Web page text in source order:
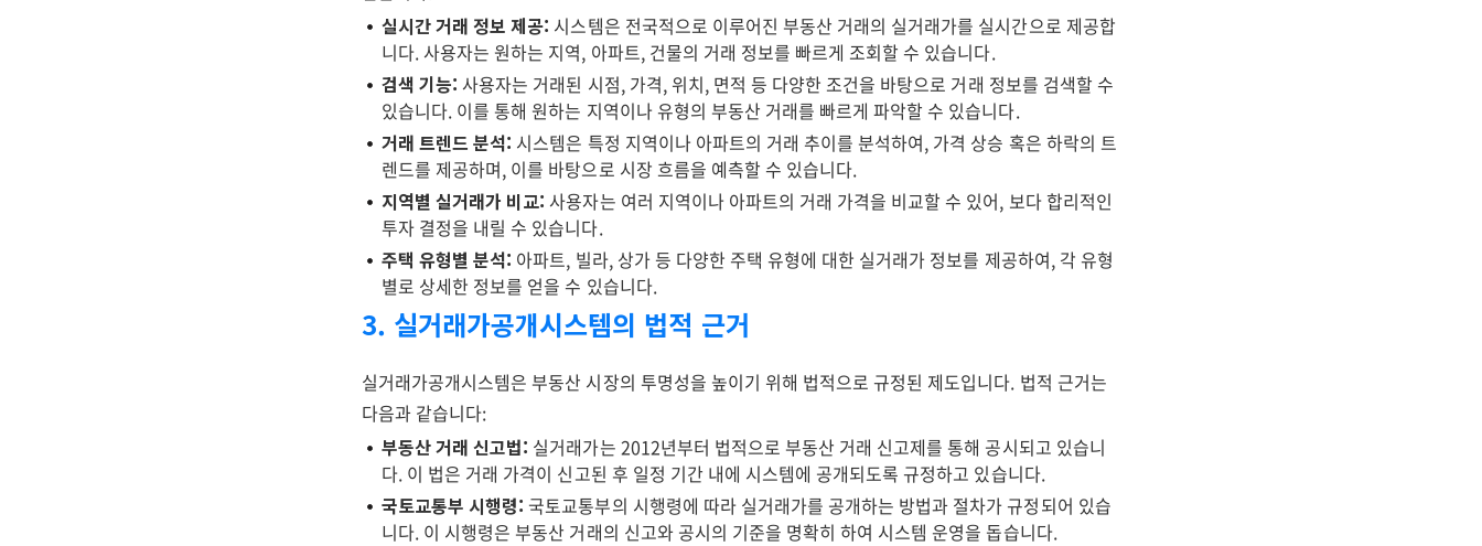
실시간 거래 정보 제공: 시스템은 전국적으로 이루어진 부동산 거래의 실거래가를 실시간으로 제공합
니다. 사용자는 원하는 지역, 아파트, 건물의 거래 정보를 빠르게 조회할 수 있습니다.
검색 기능: 사용자는 거래된 시점, 가격, 위치, 면적 등 다양한 조건을 바탕으로 거래 정보를 검색할 수
있습니다. 이를 통해 원하는 지역이나 유형의 부동산 거래를 빠르게 파악할 수 있습니다.
거래 트렌드 분석: 시스템은 특정 지역이나 아파트의 거래 추이를 분석하여, 가격 상승 혹은 하락의 트
렌드를 제공하며, 이를 바탕으로 시장 흐름을 예측할 수 있습니다.
지역별 실거래가 비교: 사용자는 여러 지역이나 아파트의 거래 가격을 비교할 수 있어, 보다 합리적인
투자 결정을 내릴 수 있습니다.
주택 유형별 분석: 아파트, 빌라, 상가 등 다양한 주택 유형에 대한 실거래가 정보를 제공하여, 각 유형
별로 상세한 정보를 얻을 수 있습니다.
3. 실거래가공개시스템의 법적 근거
실거래가공개시스템은 부동산 시장의 투명성을 높이기 위해 법적으로 규정된 제도입니다. 법적 근거는
다음과 같습니다:
부동산 거래 신고법: 실거래가는 2012년부터 법적으로 부동산 거래 신고제를 통해 공시되고 있습니
다. 이 법은 거래 가격이 신고된 후 일정 기간 내에 시스템에 공개되도록 규정하고 있습니다.
국토교통부 시행령: 국토교통부의 시행령에 따라 실거래가를 공개하는 방법과 절차가 규정되어 있습
니다. 이 시행령은 부동산 거래의 신고와 공시의 기준을 명확히 하여 시스템 운영을 돕습니다.